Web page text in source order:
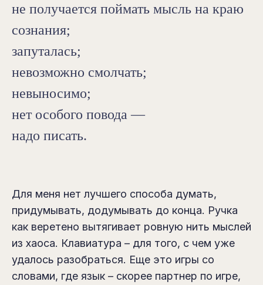
не получается поймать мысль на краю
сознания;
запуталась;
невозможно смолчать;
невыносимо;
нет особого повода —
надо писать.
Для меня нет лучшего способа думать,
придумывать, додумывать до конца. Ручка
как веретено вытягивает ровную нить мыслей
из хаоса. Клавиатура – для того, с чем уже
удалось разобраться. Еще это игры со
словами, где язык – скорее партнер по игре,